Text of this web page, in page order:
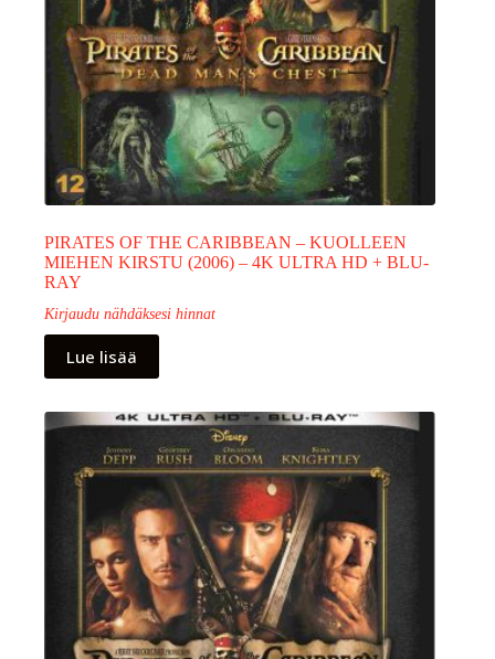
PIRATES OF THE CARIBBEAN – KUOLLEEN
MIEHEN KIRSTU (2006) – 4K ULTRA HD + BLU-
RAY
Kirjaudu nähdäksesi hinnat
Lue lisää